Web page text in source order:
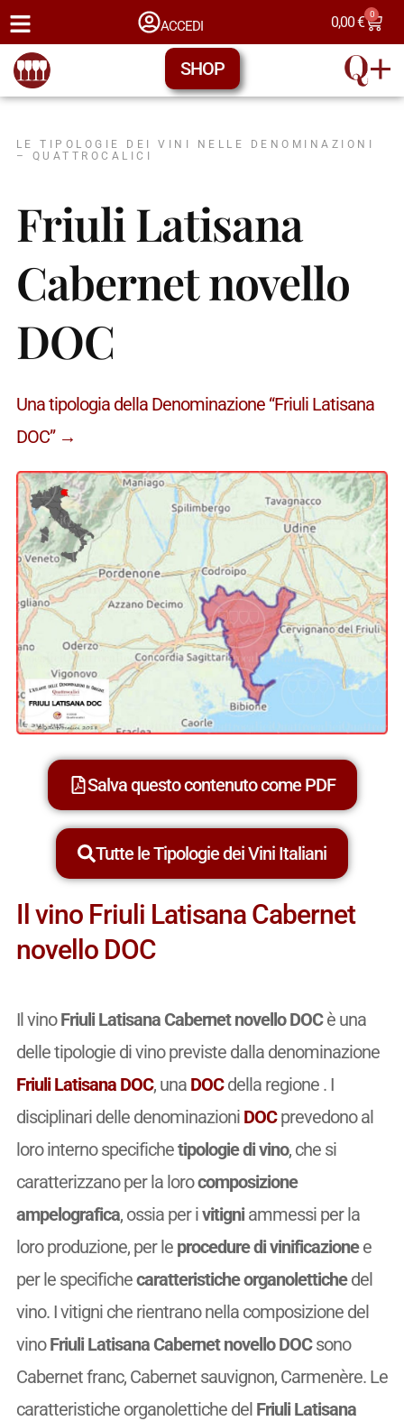
ACCEDI 0,00€ 0
SHOP
LE TIPOLOGIE DEI VINI NELLE DENOMINAZIONI
– QUATTROCALICI
Friuli Latisana
Cabernet novello
DOC
Una tipologia della Denominazione “Friuli Latisana
DOC” →
Salva questo contenuto come PDF
Tutte le Tipologie dei Vini Italiani
Il vino Friuli Latisana Cabernet
novello DOC
Il vinoFriuli Latisana Cabernet novello DOCè una
delle tipologie di vino previste dalla denominazione
Friuli Latisana DOC, una DOCdella regione . I
disciplinari delle denominazioni DOCprevedono al
loro interno specifichetipologie di vino, che si
caratterizzano per la lorocomposizione
ampelografica, ossia per ivitigniammessi per la
loro produzione, per le procedure di vinificazionee
per le specifichecaratteristiche organolettichedel
vino. I vitigni che rientrano nella composizione del
vinoFriuli Latisana Cabernet novello DOCsono
Cabernet franc, Cabernet sauvignon, Carmenère. Le
caratteristiche organolettiche delFriuli Latisana